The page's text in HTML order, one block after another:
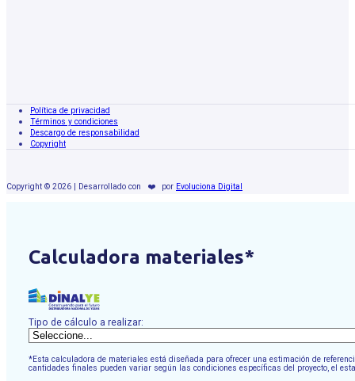
Política de privacidad
Términos y condiciones
Descargo de responsabilidad
Copyright
Copyright © 2026 | Desarrollado con ❤️ por Evoluciona Digital
Calculadora materiales*
Tipo de cálculo a realizar:
*Esta calculadora de materiales está diseñada para ofrecer una estimación de
cantidades finales pueden variar según las condiciones específicas del proyecto, el